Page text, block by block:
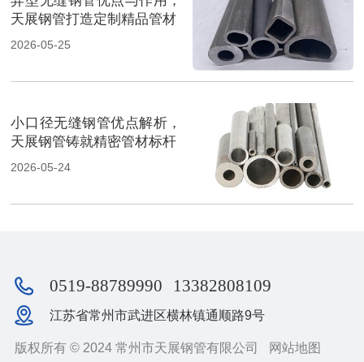
天展钢管打造定制精品管材
2026-05-25
小口径无缝钢管优点解析，
天展钢管铸就精密管材标杆
2026-05-24
0519-88789990 13382808109
江苏省常州市武进区横林镇通顺路9号
版权所有 © 2024 常州市天展钢管有限公司 网站地图